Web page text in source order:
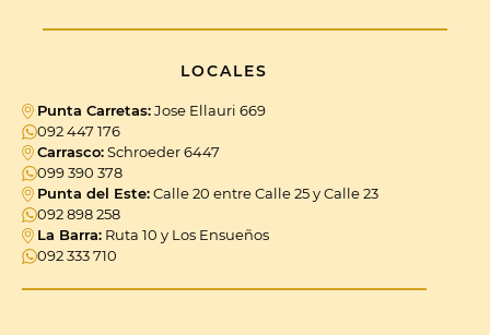
LOCALES
Punta Carretas:Jose Ellauri 669
092 447 176
Carrasco:Schroeder 6447
099 390 378
Punta del Este:Calle 20 entre Calle 25 y Calle 23
092 898 258
La Barra: Ruta 10 y Los Ensueños
092 333 710